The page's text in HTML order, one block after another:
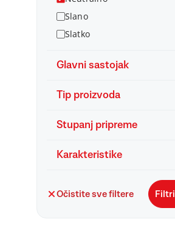
Slano
Slatko
Glavni sastojak
Tip proizvoda
Stupanj pripreme
Karakteristike
Očistite sve filtere